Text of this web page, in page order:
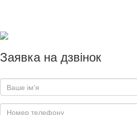
Заявка на дзвінок